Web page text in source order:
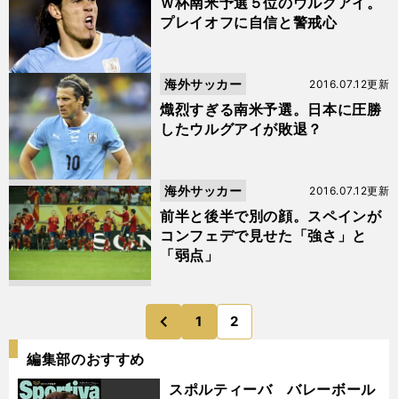
プレイオフに自信と警戒心
熾烈すぎる南米予選。日本に圧勝
したウルグアイが敗退？
2016.07.12更新
海外サッカー
前半と後半で別の顔。スペインが
コンフェデで見せた「強さ」と
「弱点」
2016.07.12更新
海外サッカー
前
1 2
編集部のおすすめ
スポルティーバ バレーボール